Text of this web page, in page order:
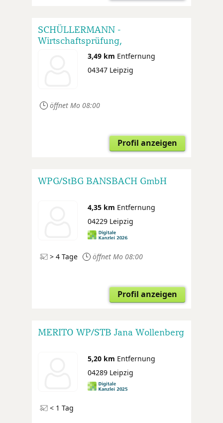
SCHÜLLERMANN -
Wirtschaftsprüfung,
Steuerberatung, Rechtsberatung
3,49 km Entfernung
04347 Leipzig
öffnet Mo 08:00
Profil anzeigen
WPG/StBG BANSBACH GmbH
4,35 km Entfernung
04229 Leipzig
> 4 Tage öffnet Mo 08:00
Profil anzeigen
MERITO WP/STB Jana Wollenberg
5,20 km Entfernung
04289 Leipzig
< 1 Tag